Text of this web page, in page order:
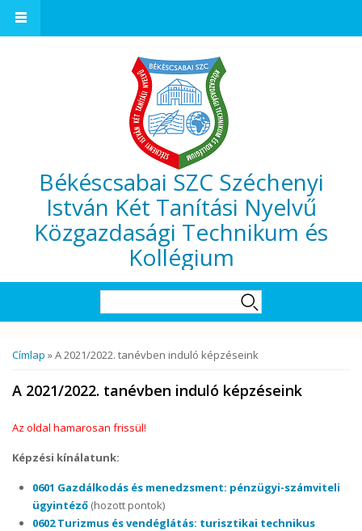
Békéscsabai SZC Széchenyi
István Két Tanítási Nyelvű
Közgazdasági Technikum és
Kollégium
Jelenlegi hely
Címlap » A 2021/2022. tanévben induló képzéseink
A 2021/2022. tanévben induló képzéseink
Az oldal hamarosan frissül!
Képzési kínálatunk:
0601 Gazdálkodás és menedzsment: pénzügyi-számviteli
ügyintéző (hozott pontok)
0602 Turizmus és vendéglátás: turisztikai technikus